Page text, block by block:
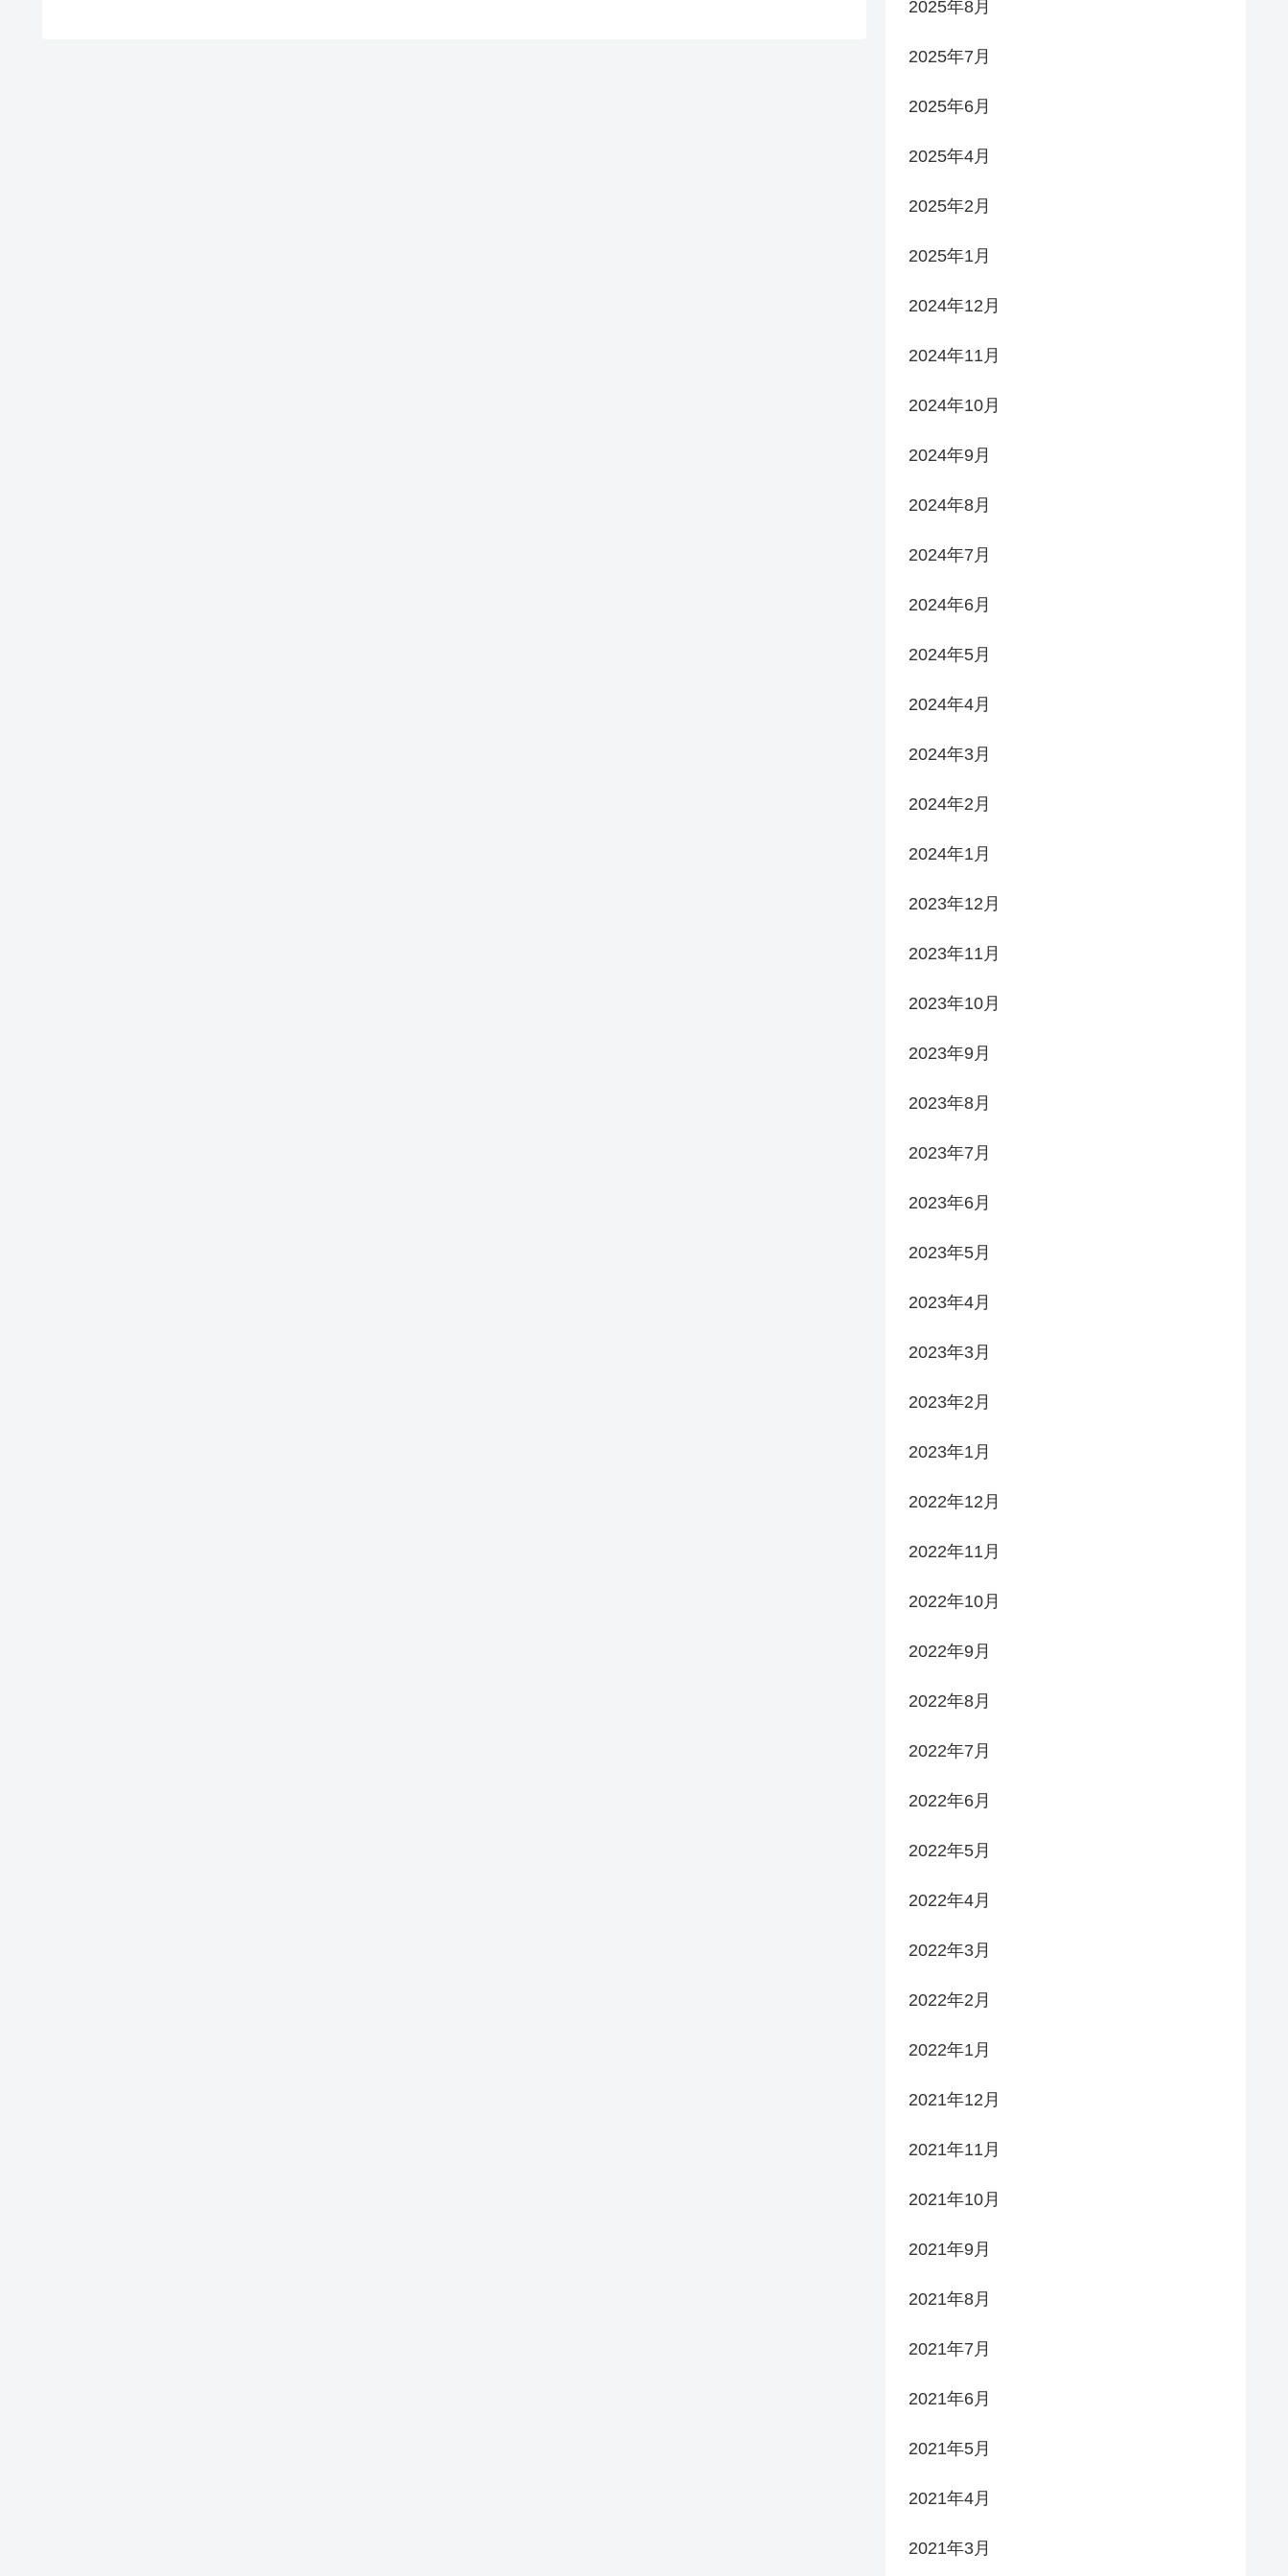
2025年8月
2025年7月
2025年6月
2025年4月
2025年2月
2025年1月
2024年12月
2024年11月
2024年10月
2024年9月
2024年8月
2024年7月
2024年6月
2024年5月
2024年4月
2024年3月
2024年2月
2024年1月
2023年12月
2023年11月
2023年10月
2023年9月
2023年8月
2023年7月
2023年6月
2023年5月
2023年4月
2023年3月
2023年2月
2023年1月
2022年12月
2022年11月
2022年10月
2022年9月
2022年8月
2022年7月
2022年6月
2022年5月
2022年4月
2022年3月
2022年2月
2022年1月
2021年12月
2021年11月
2021年10月
2021年9月
2021年8月
2021年7月
2021年6月
2021年5月
2021年4月
2021年3月